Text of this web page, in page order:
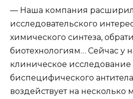
— Наша компания
исследовательского
химического синтеза,
биотехнологиям… Сейчас у
клиническое
биспецифического
воздействует на